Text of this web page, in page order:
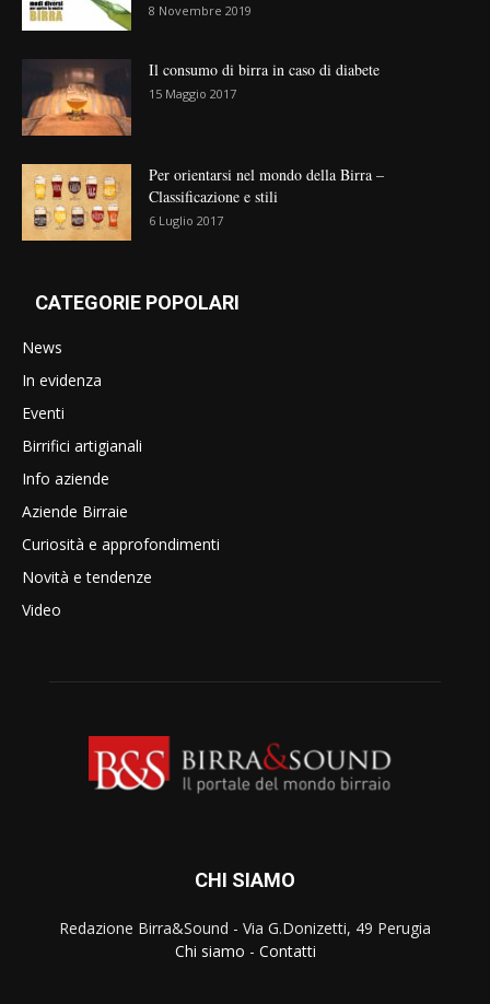
8 Novembre 2019
Il consumo di birra in caso di diabete
15 Maggio 2017
Per orientarsi nel mondo della Birra –
Classificazione e stili
6 Luglio 2017
CATEGORIE POPOLARI
News
In evidenza
Eventi
Birrifici artigianali
Info aziende
Aziende Birraie
Curiosità e approfondimenti
Novità e tendenze
Video
CHI SIAMO
Redazione Birra&Sound - Via G.Donizetti, 49 Perugia
Chi siamo - Contatti